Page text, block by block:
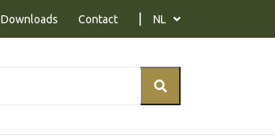
Downloads Contact NL